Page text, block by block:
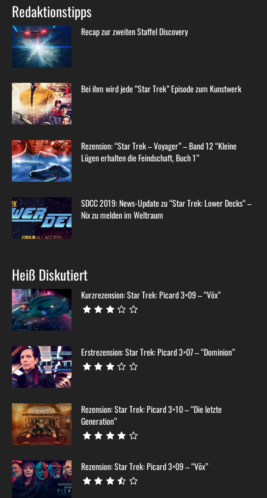
Redaktionstipps
Recap zur zweiten Staffel Discovery
Bei ihm wird jede “Star Trek” Episode zum Kunstwerk
Rezension: “Star Trek – Voyager” – Band 12 “Kleine
Lügen erhalten die Feindschaft, Buch 1”
SDCC 2019: News-Update zu “Star Trek: Lower Decks“ –
Nix zu melden im Weltraum
Heiß Diskutiert
Kurzrezension: Star Trek: Picard 3×09 – “Võx”
Erstrezension: Star Trek: Picard 3×07 – “Dominion”
Rezension: Star Trek: Picard 3×10 – “Die letzte
Generation”
Rezension: Star Trek: Picard 3×09 – “Võx”